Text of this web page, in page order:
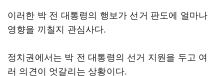
이러한 박 전 대통령의 행보가 선거 판도에 얼마나
영향을 끼칠지 관심사다.
정치권에서는 박 전 대통령의 선거 지원을 두고 여
러 의견이 엇갈리는 상황이다.